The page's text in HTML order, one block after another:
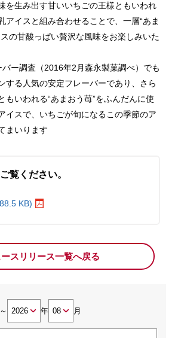
を生み出す甘いいちごの王様ともいわれ
アイスと組み合わせることで、一層“あま
の甘酸っぱい贅沢な風味をお楽しみいた
ー調査（2016年2月森永製菓調べ）でも
する人気の安定フレーバーであり、さら
もいわれる“あまおう苺”をふんだんに使
イスで、いちごが旬になるこの季節のア
まいります
覧ください。
KB)
スリリース一覧へ戻る
～ 年 月